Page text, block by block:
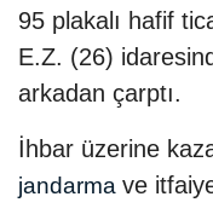
95 plakalı hafif
E.Z. (26)
arkadan çarptı.
İhbar üzerine
jandarma ve